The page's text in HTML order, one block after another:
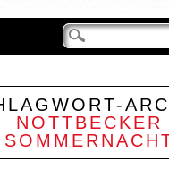
NOTTBECKER